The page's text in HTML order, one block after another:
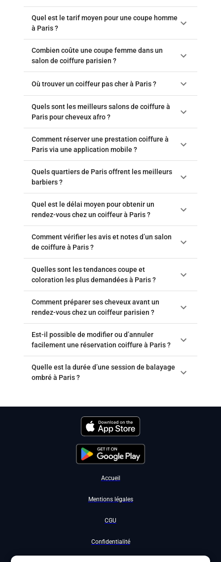
Quel est le tarif moyen pour une coupe homme
à Paris ?
Combien coûte une coupe femme dans un
salon de coiffure parisien ?
Où trouver un coiffeur pas cher à Paris ?
Quels sont les meilleurs salons de coiffure à
Paris pour cheveux afro ?
Comment réserver une prestation coiffure à
Paris via une application mobile ?
Quels quartiers de Paris offrent les meilleurs
barbiers ?
Quel est le délai moyen pour obtenir un
rendez-vous chez un coiffeur à Paris ?
Comment vérifier les avis et notes d’un salon
de coiffure à Paris ?
Quelles sont les tendances coupe et
coloration les plus demandées à Paris ?
Comment préparer ses cheveux avant un
rendez-vous chez un coiffeur parisien ?
Est-il possible de modifier ou d’annuler
facilement une réservation coiffure à Paris ?
Quelle est la durée d’une session de balayage
ombré à Paris ?
Accueil
Mentions légales
CGU
Confidentialité